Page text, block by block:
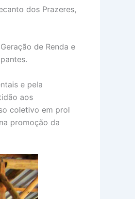
dos Prazeres,
de Renda e
e pela
aos
coletivo em prol
promoção da